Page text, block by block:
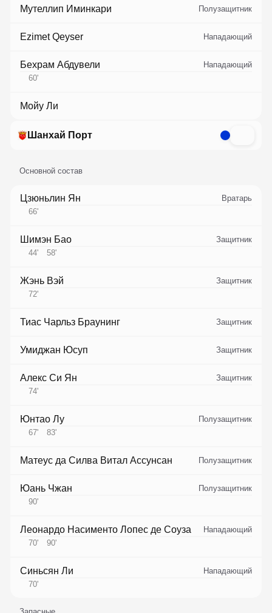
Мутеллип Иминкари Полузащитник
Ezimet Qeyser Нападающий
Бехрам Абдувели
Нападающий
60'
Мойу Ли
Шанхай Порт
Основной состав
Цзюньлин Ян
Вратарь
66'
Шимэн Бао
Защитник
44' 58'
Жэнь Вэй
Защитник
72'
Тиас Чарльз Браунинг Защитник
Умиджан Юсуп Защитник
Алекс Си Ян
Защитник
74'
Юнтао Лу
Полузащитник
67' 83'
Матеус да Силва Витал Ассунсан Полузащитник
Юань Чжан
Полузащитник
90'
Леонардо Насименто Лопес де Соуза
Нападающий
70' 90'
Синьсян Ли
Нападающий
70'